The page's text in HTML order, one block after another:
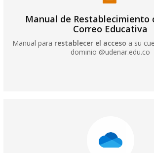
Manual de Restablecimiento
Correo Educativa
Manual para restablecer el acceso a su
dominio @udenar.edu.co